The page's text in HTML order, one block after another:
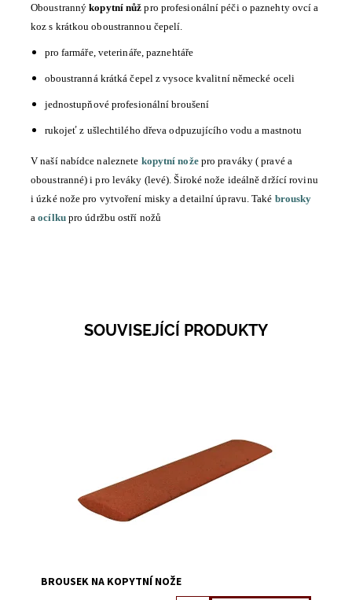
Oboustrannýkopytní nůž pro profesionální péči o paznehty ovcí a
koz s krátkou oboustrannou čepelí.
pro farmáře, veterináře, paznehtáře
oboustranná krátká čepel z vysoce kvalitní německé oceli
jednostupňové profesionální broušení
rukojeť z ušlechtilého dřeva odpuzujícího vodu a mastnotu
V naší nabídce naleznete kopytní nožepro praváky ( pravé a
oboustranné) i pro leváky (levé). Široké nože ideálně držící rovinu
i úzké nože pro vytvoření misky a detailní úpravu. Také brousky
aocílkupro údržbu ostří nožů
SOUVISEJÍCÍ PRODUKTY
BROUSEK NA KOPYTNÍ NOŽE